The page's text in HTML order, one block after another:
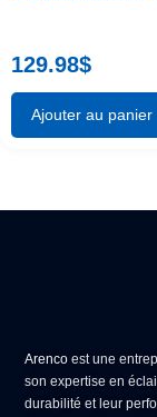
129.98$
Ajouter au panier
Arenco est une
son expertise en
durabilité et leur